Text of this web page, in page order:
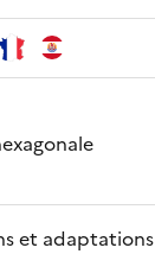
et adaptations